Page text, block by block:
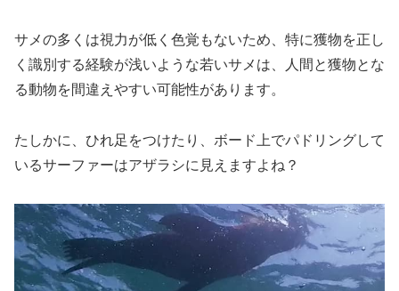
サメの多くは視力が低く色覚もないため、特に獲物を正し
く識別する経験が浅いような若いサメは、人間と獲物とな
る動物を間違えやすい可能性があります。
たしかに、ひれ足をつけたり、ボード上でパドリングして
いるサーファーはアザラシに見えますよね？